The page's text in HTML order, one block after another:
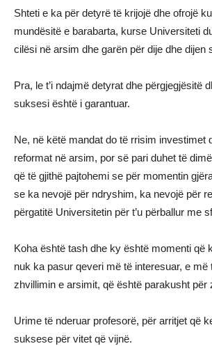
Shteti e ka për detyrë të krijojë dhe ofrojë
mundësitë e barabarta, kurse Universiteti
cilësi në arsim dhe garën për dije dhe dijen
Pra, le t’i ndajmë detyrat dhe përgjegjësitë
suksesi është i garantuar.
Ne, në këtë mandat do të rrisim investimet
reformat në arsim, por së pari duhet të
që të gjithë pajtohemi se për momentin
se ka nevojë për ndryshim, ka nevojë për
përgatitë Universitetin për t’u përballur me
Koha është tash dhe ky është momenti që
nuk ka pasur qeveri më të interesuar, e më
zhvillimin e arsimit, që është parakusht për
Urime të nderuar profesorë, për arritjet që
suksese për vitet që vijnë.